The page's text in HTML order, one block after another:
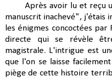
Après avoir lu et reçu
manuscrit inachevé", j'étais
les énigmes concoctées
directe qui se révèle
magistrale. L'intrigue est
que l'on se laisse
piège de cette histoire